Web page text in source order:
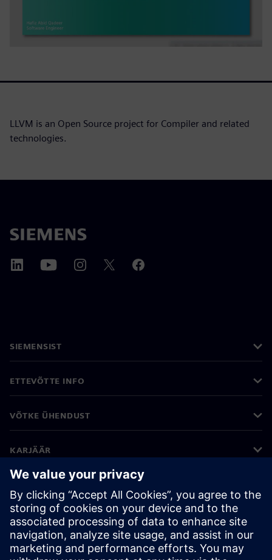
LLVM is an Open Source project for Compiler and related
technologies.
SIEMENSIST
ETTEVÕTTE INFO
VÕTKE ÜHENDUST
KARJÄÄR
©Siemens 2026
Ettevõtte teave
Privaatsusteade